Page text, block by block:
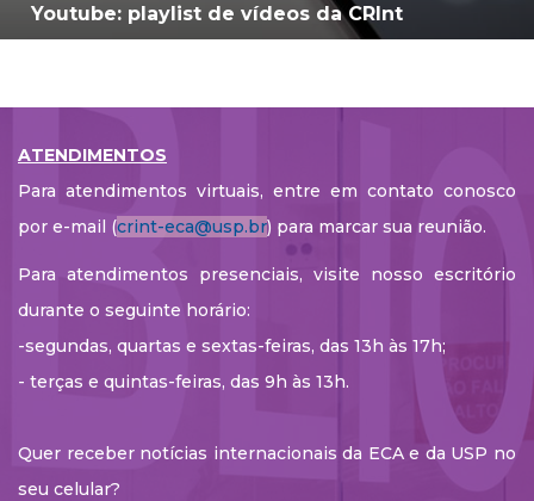
Youtube: playlist de vídeos da CRInt
ATENDIMENTOS
Para atendimentos virtuais, entre em contato conosco
por e-mail (crint-eca@usp.br) para marcar sua reunião.
Para atendimentos presenciais, visite nosso escritório
durante o seguinte horário:
-segundas, quartas e sextas-feiras, das 13h às 17h;
- terças e quintas-feiras, das 9h às 13h.
Quer receber notícias internacionais da ECA e da USP no
seu celular?